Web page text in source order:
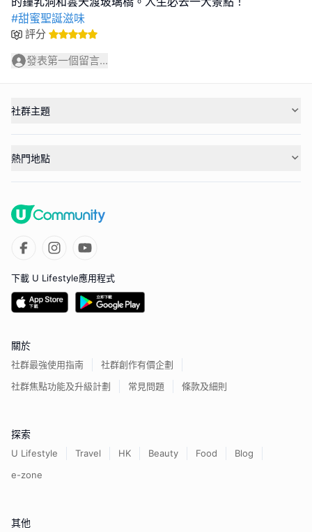
#甜蜜聖誕滋味
評分
發表第一個留言...
社群主題
熱門地點
下載 U Lifestyle應用程式
關於
社群最強使用指南
社群創作有價企劃
社群焦點功能及升級計劃
常見問題 條款及細則
探索
U Lifestyle Travel HK Beauty Food
Blog
e-zone
其他